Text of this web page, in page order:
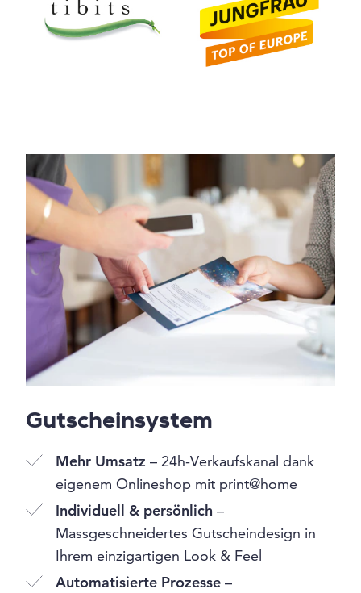
Gutscheinsystem
Mehr Umsatz – 24h-Verkaufskanal dank
eigenem Onlineshop mit print@home
Individuell & persönlich –
Massgeschneidertes Gutscheindesign in
Ihrem einzigartigen Look & Feel
Automatisierte Prozesse –